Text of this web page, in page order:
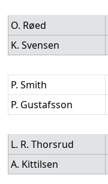
O. Røed
K. Svensen
P. Smith
P. Gustafsson
L. R. Thorsrud
A. Kittilsen